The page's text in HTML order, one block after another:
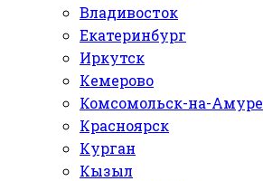
Владивосток
Екатеринбург
Иркутск
Кемерово
Комсомольск-на-Амуре
Красноярск
Курган
Кызыл